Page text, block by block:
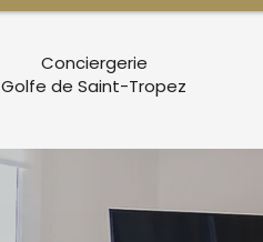
Conciergerie
Golfe de Saint-Tropez